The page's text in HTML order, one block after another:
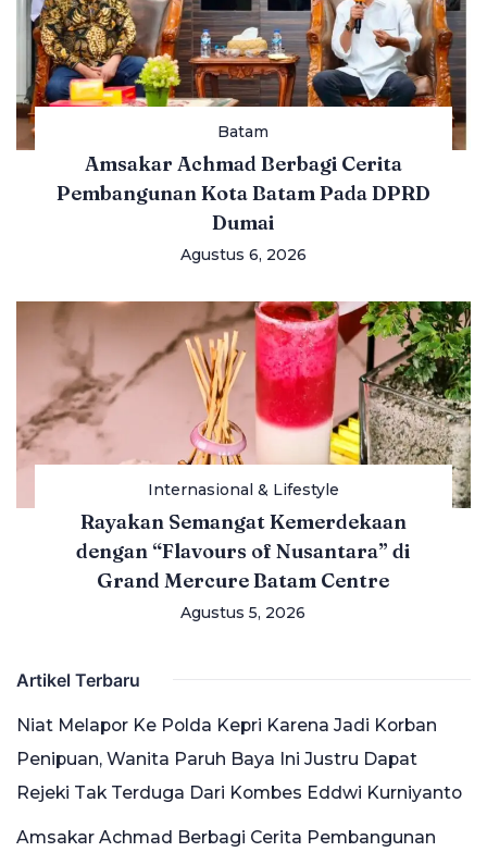
Batam
Amsakar Achmad Berbagi Cerita
Pembangunan Kota Batam Pada DPRD
Dumai
Agustus 6, 2026
Internasional & Lifestyle
Rayakan Semangat Kemerdekaan
dengan “Flavours of Nusantara” di
Grand Mercure Batam Centre
Agustus 5, 2026
Artikel Terbaru
Niat Melapor Ke Polda Kepri Karena Jadi Korban
Penipuan, Wanita Paruh Baya Ini Justru Dapat
Rejeki Tak Terduga Dari Kombes Eddwi Kurniyanto
Amsakar Achmad Berbagi Cerita Pembangunan